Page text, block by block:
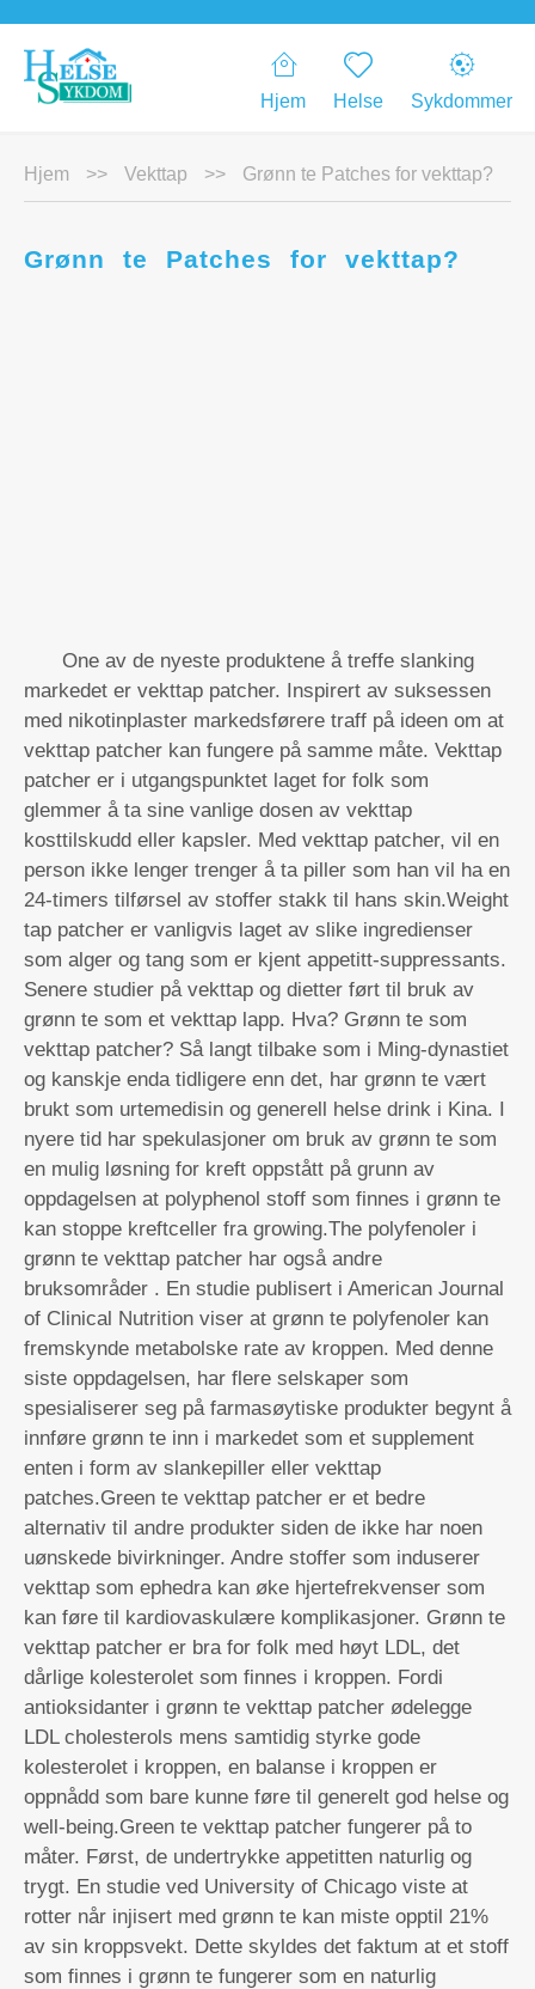
Hjem Helse Sykdommer
Hjem >> Vekttap >> Grønn te Patches for vekttap?
Grønn te Patches for vekttap?
One av de nyeste produktene å treffe slanking
markedet er vekttap patcher. Inspirert av suksessen
med nikotinplaster markedsførere traff på ideen om at
vekttap patcher kan fungere på samme måte. Vekttap
patcher er i utgangspunktet laget for folk som
glemmer å ta sine vanlige dosen av vekttap
kosttilskudd eller kapsler. Med vekttap patcher, vil en
person ikke lenger trenger å ta piller som han vil ha en
24-timers tilførsel av stoffer stakk til hans skin.Weight
tap patcher er vanligvis laget av slike ingredienser
som alger og tang som er kjent appetitt-suppressants.
Senere studier på vekttap og dietter ført til bruk av
grønn te som et vekttap lapp. Hva? Grønn te som
vekttap patcher? Så langt tilbake som i Ming-dynastiet
og kanskje enda tidligere enn det, har grønn te vært
brukt som urtemedisin og generell helse drink i Kina. I
nyere tid har spekulasjoner om bruk av grønn te som
en mulig løsning for kreft oppstått på grunn av
oppdagelsen at polyphenol stoff som finnes i grønn te
kan stoppe kreftceller fra growing.The polyfenoler i
grønn te vekttap patcher har også andre
bruksområder . En studie publisert i American Journal
of Clinical Nutrition viser at grønn te polyfenoler kan
fremskynde metabolske rate av kroppen. Med denne
siste oppdagelsen, har flere selskaper som
spesialiserer seg på farmasøytiske produkter begynt å
innføre grønn te inn i markedet som et supplement
enten i form av slankepiller eller vekttap
patches.Green te vekttap patcher er et bedre
alternativ til andre produkter siden de ikke har noen
uønskede bivirkninger. Andre stoffer som induserer
vekttap som ephedra kan øke hjertefrekvenser som
kan føre til kardiovaskulære komplikasjoner. Grønn te
vekttap patcher er bra for folk med høyt LDL, det
dårlige kolesterolet som finnes i kroppen. Fordi
antioksidanter i grønn te vekttap patcher ødelegge
LDL cholesterols mens samtidig styrke gode
kolesterolet i kroppen, en balanse i kroppen er
oppnådd som bare kunne føre til generelt god helse og
well-being.Green te vekttap patcher fungerer på to
måter. Først, de undertrykke appetitten naturlig og
trygt. En studie ved University of Chicago viste at
rotter når injisert med grønn te kan miste opptil 21%
av sin kroppsvekt. Dette skyldes det faktum at et stoff
som finnes i grønn te fungerer som en naturlig